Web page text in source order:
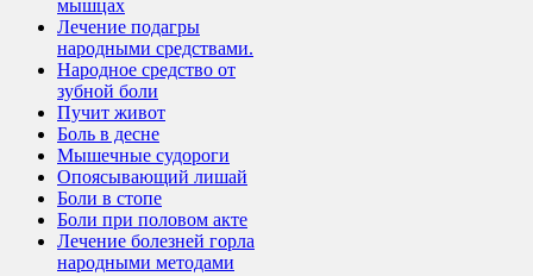
мышцах
Лечение подагры
народными средствами.
Народное средство от
зубной боли
Пучит живот
Боль в десне
Мышечные судороги
Опоясывающий лишай
Боли в стопе
Боли при половом акте
Лечение болезней горла
народными методами